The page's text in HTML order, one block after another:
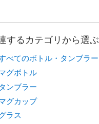
するカテゴリから選ぶ
べてのボトル・タンブラー
グボトル
タンブラー
グカップ
ラス